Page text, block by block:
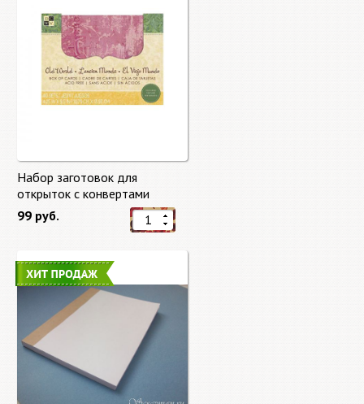
Набор заготовок для
открыток с конвертами
Старый мир (Old World) от
DCWV
99 руб.